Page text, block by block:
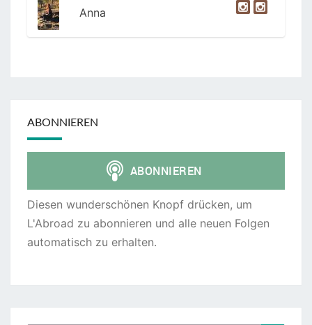
Anna
ABONNIEREN
Diesen wunderschönen Knopf drücken, um
L'Abroad zu abonnieren und alle neuen Folgen
automatisch zu erhalten.